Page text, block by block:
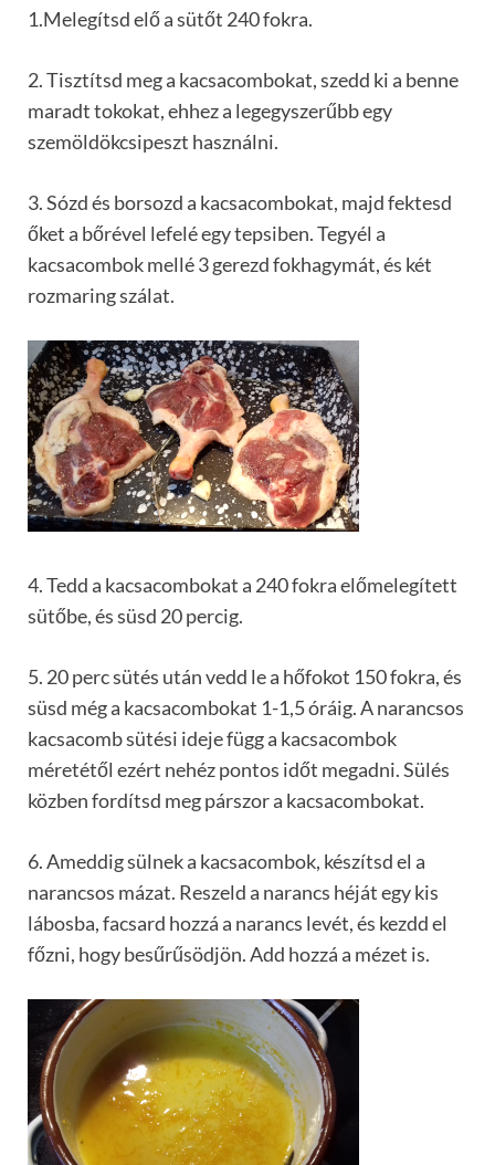
1.Melegítsd elő a sütőt 240 fokra.
2. Tisztítsd meg a kacsacombokat, szedd ki a benne
maradt tokokat, ehhez a legegyszerűbb egy
szemöldökcsipeszt használni.
3. Sózd és borsozd a kacsacombokat, majd fektesd
őket a bőrével lefelé egy tepsiben. Tegyél a
kacsacombok mellé 3 gerezd fokhagymát, és két
rozmaring szálat.
4. Tedd a kacsacombokat a 240 fokra előmelegített
sütőbe, és süsd 20 percig.
5. 20 perc sütés után vedd le a hőfokot 150 fokra, és
süsd még a kacsacombokat 1-1,5 óráig. A narancsos
kacsacomb sütési ideje függ a kacsacombok
méretétől ezért nehéz pontos időt megadni. Sülés
közben fordítsd meg párszor a kacsacombokat.
6. Ameddig sülnek a kacsacombok, készítsd el a
narancsos mázat. Reszeld a narancs héját egy kis
lábosba, facsard hozzá a narancs levét, és kezdd el
főzni, hogy besűrűsödjön. Add hozzá a mézet is.